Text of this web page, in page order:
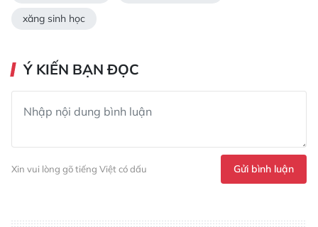
xăng sinh học
Ý KIẾN BẠN ĐỌC
Xin vui lòng gõ tiếng Việt có dấu Gửi bình luận